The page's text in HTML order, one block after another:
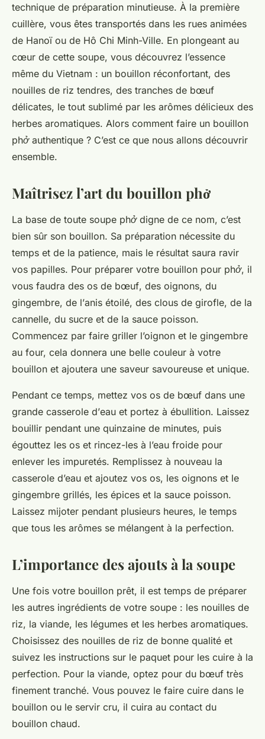
technique de préparation minutieuse. À la première
cuillère, vous êtes transportés dans les rues animées
de Hanoï ou de Hô Chi Minh-Ville. En plongeant au
cœur de cette soupe, vous découvrez l’essence
même du Vietnam : un bouillon réconfortant, des
nouilles de riz tendres, des tranches de bœuf
délicates, le tout sublimé par les arômes délicieux des
herbes aromatiques. Alors comment faire un bouillon
phởauthentique ? C’est ce que nous allons découvrir
ensemble.
Maîtrisez l’art du bouillon phở
La base de toute soupe phởdigne de ce nom, c’est
bien sûr son bouillon. Sa préparation nécessite du
temps et de la patience, mais le résultat saura ravir
vos papilles. Pour préparer votre bouillon pour phở, il
vous faudra des os de bœuf, des oignons, du
gingembre, de l’anis étoilé, des clous de girofle, de la
cannelle, du sucre et de la sauce poisson.
Commencez par faire griller l’oignon et le gingembre
au four, cela donnera une belle couleur à votre
bouillon et ajoutera une saveur savoureuse et unique.
Pendant ce temps, mettez vos os de bœuf dans une
grande casserole d’eau et portez à ébullition. Laissez
bouillir pendant une quinzaine de minutes, puis
égouttez les os et rincez-les à l’eau froide pour
enlever les impuretés. Remplissez à nouveau la
casserole d’eau et ajoutez vos os, les oignons et le
gingembre grillés, les épices et la sauce poisson.
Laissez mijoter pendant plusieurs heures, le temps
que tous les arômes se mélangent à la perfection.
L’importance des ajouts à la soupe
Une fois votre bouillon prêt, il est temps de préparer
les autres ingrédients de votre soupe : les nouilles de
riz, la viande, les légumes et les herbes aromatiques.
Choisissez des nouilles de riz de bonne qualité et
suivez les instructions sur le paquet pour les cuire à la
perfection. Pour la viande, optez pour du bœuf très
finement tranché. Vous pouvez le faire cuire dans le
bouillon ou le servir cru, il cuira au contact du
bouillon chaud.